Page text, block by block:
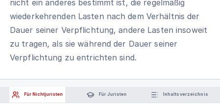
nicht ein anderes bestimmt ist, die regelmäßig
wiederkehrenden Lasten nach dem Verhältnis der
Dauer seiner Verpflichtung, andere Lasten insoweit
zu tragen, als sie während der Dauer seiner
Verpflichtung zu entrichten sind.
Für Nichtjuristen Für Juristen Inhaltsverzeichnis